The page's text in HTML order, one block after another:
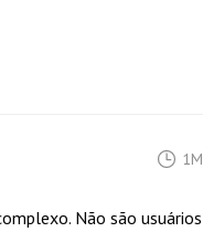
1M
Não são usuários